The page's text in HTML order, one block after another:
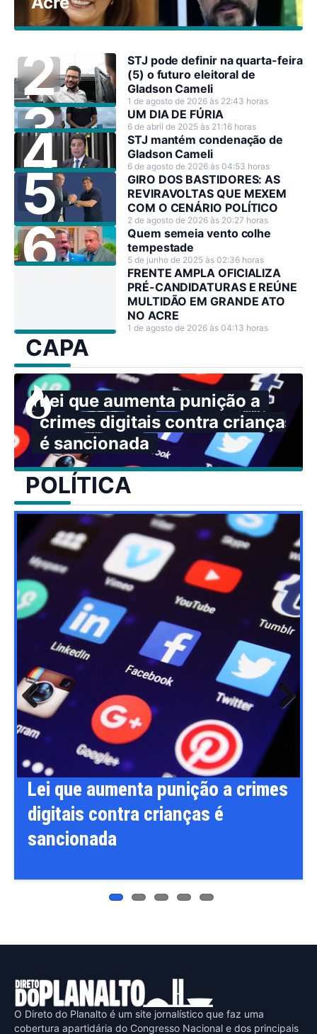
STJ pode definir na quarta-feira
(5) o futuro eleitoral de
Gladson Cameli
1 de agosto de 2026 às 22:43 horas
UM DIA DE FÚRIA
6 de abril de 2025 às 21:16 horas
STJ mantém condenação de
Gladson Cameli
6 de agosto de 2026 às 04:53 horas
GIRO DOS BASTIDORES: AS
REVIRAVOLTAS QUE MEXEM
COM O CENÁRIO POLÍTICO
2 de agosto de 2026 às 20:27 horas
Quem semeia vento colhe
tempestade
5 de junho de 2025 às 02:36 horas
FRENTE AMPLA OFICIALIZA
PRÉ-CANDIDATURAS E REÚNE
MULTIDÃO EM GRANDE ATO
NO ACRE
1 de agosto de 2026 às 04:13 horas
CAPA
Lei que aumenta punição a
crimes digitais contra crianças
é sancionada
POLÍTICA
Lei que aumenta punição a crimes
digitais contra crianças é
sancionada
Previ
ous
Next
O Direto do Planalto é um site jornalístico que faz uma
cobertura apartidária do Congresso Nacional e dos principais